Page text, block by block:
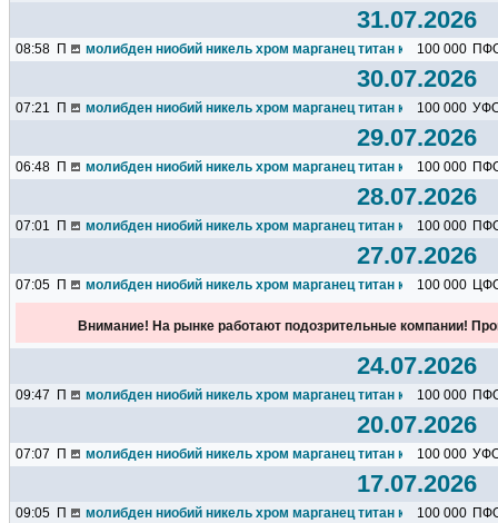
31.07.2026
08:58 П молибден ниобий никель хром марганец титан кремний чугун
100 000
30.07.2026
07:21 П молибден ниобий никель хром марганец титан кремний чугун
100 000
29.07.2026
06:48 П молибден ниобий никель хром марганец титан кремний чугун
100 000
28.07.2026
07:01 П молибден ниобий никель хром марганец титан кремний чугун
100 000
27.07.2026
07:05 П молибден ниобий никель хром марганец титан кремний чугун
100 000
Внимание! На рынке работают подозрительные компании!
24.07.2026
09:47 П молибден ниобий никель хром марганец титан кремний чугун
100 000
20.07.2026
07:07 П молибден ниобий никель хром марганец титан кремний чугун
100 000
17.07.2026
09:05 П молибден ниобий никель хром марганец титан кремний чугун
100 000